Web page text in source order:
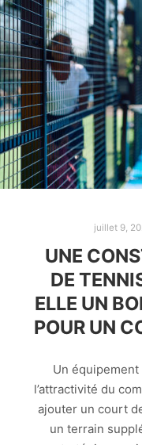
juillet 9,
UNE
DE
ELLE UN
POUR UN
Un
l’attractivité du
ajouter un court
un terrain